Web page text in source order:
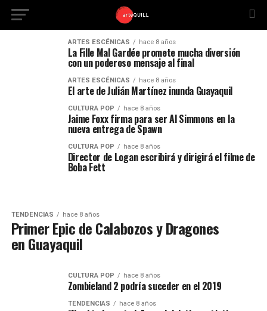
ARTES ESCÉNICAS hace 8 años
La Fille Mal Gardée promete mucha diversión
con un poderoso mensaje al final
ARTES ESCÉNICAS hace 8 años
El arte de Julián Martínez inunda Guayaquil
CULTURA POP hace 8 años
Jaime Foxx firma para ser Al Simmons en la
nueva entrega de Spawn
CULTURA POP hace 8 años
Director de Logan escribirá y dirigirá el filme de
Boba Fett
TENDENCIAS hace 8 años
Primer Epic de Calabozos y Dragones
en Guayaquil
CULTURA POP hace 8 años
Zombieland 2 podría suceder en el 2019
TENDENCIAS hace 8 años